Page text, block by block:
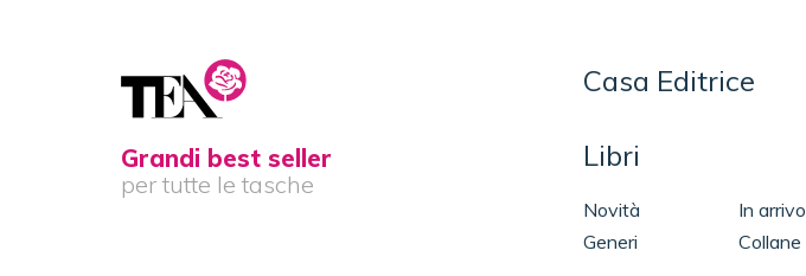
Grandi best seller
per tutte le tasche
Casa Editrice
Libri
Novità
In arrivo
Generi
Collane